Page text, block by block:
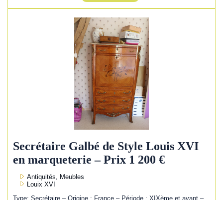
Secrétaire Galbé de Style Louis XVI
en marqueterie – Prix 1 200 €
Antiquités, Meubles
Louix XVI
Type: Secrétaire – Origine : France – Période : XIXème et avant –